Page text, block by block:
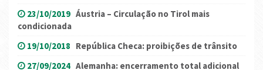
23/10/2019 Áustria – Circulação no Tirol mais
condicionada
19/10/2018 República Checa: proibições de trânsito
27/09/2024 Alemanha: encerramento total adicional